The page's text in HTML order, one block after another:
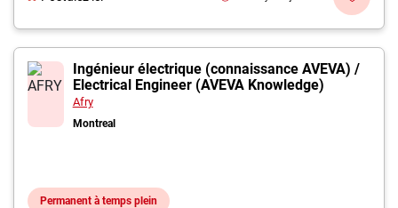
Ingénieur électrique (connaissance AVEVA) /
Electrical Engineer (AVEVA Knowledge)
Afry
Montreal
Permanent à temps plein